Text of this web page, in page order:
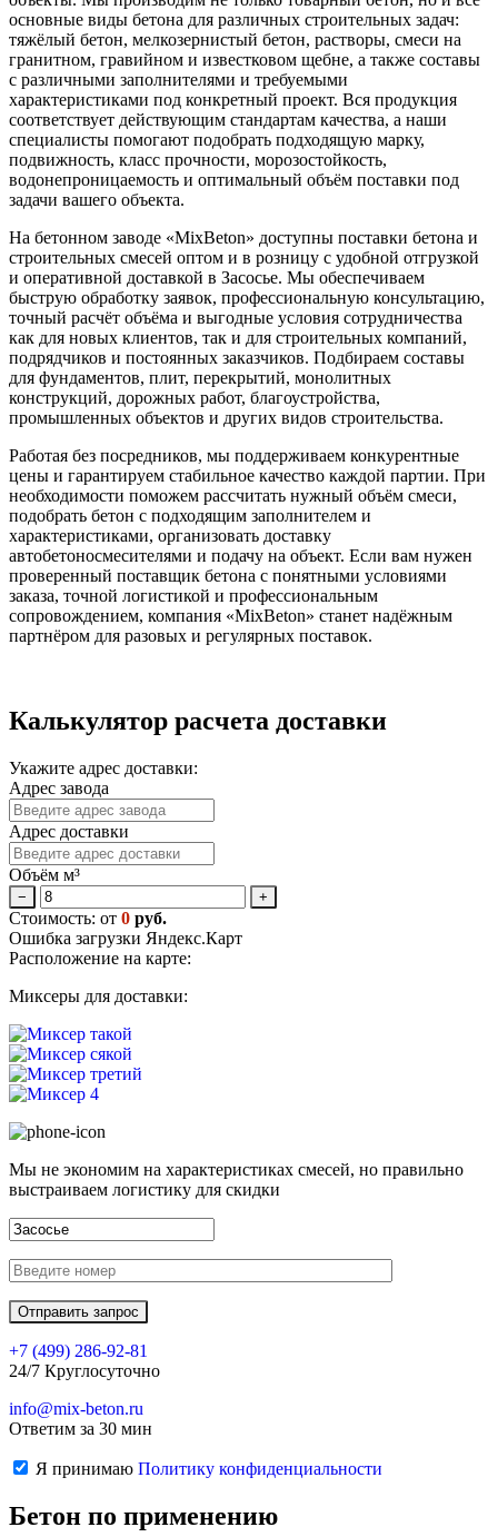
основные виды бетона для различных строительных задач:
тяжёлый бетон, мелкозернистый бетон, растворы, смеси на
гранитном, гравийном и известковом щебне, а также составы
с различными заполнителями и требуемыми
характеристиками под конкретный проект. Вся продукция
соответствует действующим стандартам качества, а наши
специалисты помогают подобрать подходящую марку,
подвижность, класс прочности, морозостойкость,
водонепроницаемость и оптимальный объём поставки под
задачи вашего объекта.
На бетонном заводе «MixBeton» доступны поставки бетона и
строительных смесей оптом и в розницу с удобной отгрузкой
и оперативной доставкой в Засосье. Мы обеспечиваем
быструю обработку заявок, профессиональную консультацию,
точный расчёт объёма и выгодные условия сотрудничества
как для новых клиентов, так и для строительных компаний,
подрядчиков и постоянных заказчиков. Подбираем составы
для фундаментов, плит, перекрытий, монолитных
конструкций, дорожных работ, благоустройства,
промышленных объектов и других видов строительства.
Работая без посредников, мы поддерживаем конкурентные
цены и гарантируем стабильное качество каждой партии. При
необходимости поможем рассчитать нужный объём смеси,
подобрать бетон с подходящим заполнителем и
характеристиками, организовать доставку
автобетоносмесителями и подачу на объект. Если вам нужен
проверенный поставщик бетона с понятными условиями
заказа, точной логистикой и профессиональным
сопровождением, компания «MixBeton» станет надёжным
партнёром для разовых и регулярных поставок.
Калькулятор расчета доставки
Укажите адрес доставки:
Адрес завода
Адрес доставки
Объём м³
− +
Стоимость: от 0 руб.
Ошибка загрузки Яндекс.Карт
Расположение на карте:
Миксеры для доставки:
Мы не экономим на характеристиках смесей, но правильно
выстраиваем логистику для скидки
+7 (499) 286-92-81
24/7 Круглосуточно
info@mix-beton.ru
Ответим за 30 мин
Я принимаю Политику конфиденциальности
Бетон по применению